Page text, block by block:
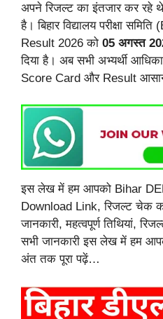
अपने रिजल्ट का इंतजार कर रहे
है। बिहार विद्यालय परीक्षा
Result 2026 को 05 अगस्त
दिया है। अब सभी अभ्यर्थी
Score Card और Result
इस लेख में हम आपको Bihar
Download Link, रिजल्ट चेक
जानकारी, महत्वपूर्ण तिथियां,
सभी जानकारी इस लेख में हम
अंत तक पूरा पढ़ें…